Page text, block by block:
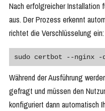
Nach erfolgreicher Installation
aus. Der Prozess erkennt
richtet die Verschlüsselung ein:
sudo certbot --nginx -
Während der Ausführung
gefragt und müssen den
konfiguriert dann automatisch